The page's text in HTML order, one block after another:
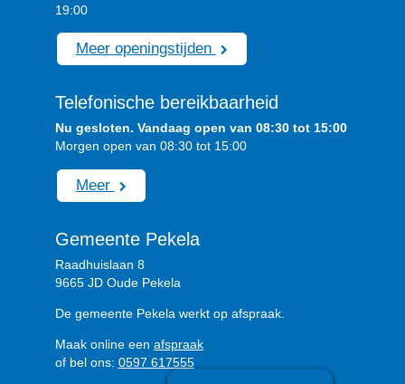
19:00
Meer openingstijden
Telefonische bereikbaarheid
Nu gesloten. Vandaag open van 08:30 tot 15:00
Morgen open van 08:30 tot 15:00
Meer
Gemeente Pekela
Raadhuislaan 8
9665 JD Oude Pekela
De gemeente Pekela werkt op afspraak.
Maak online een afspraak
of bel ons: 0597 617555